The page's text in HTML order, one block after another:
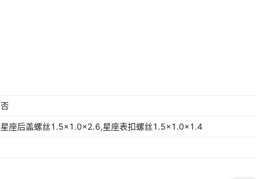
否
星座后盖螺丝1.5x1.0x2.6,星座表扣螺丝1.5x1.0x1.4